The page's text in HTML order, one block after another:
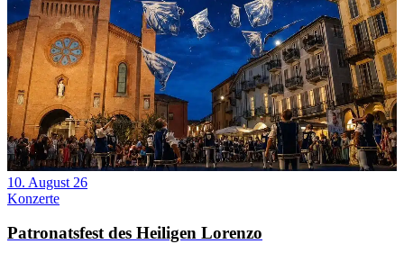
10. August 26
Konzerte
Patronatsfest des Heiligen Lorenzo